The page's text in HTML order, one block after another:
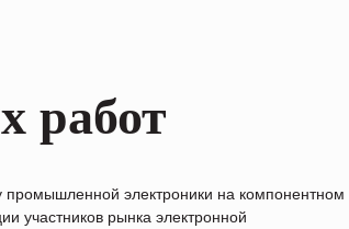
работ
электроники на компонентном
участников рынка электронной